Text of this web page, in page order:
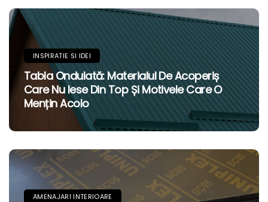
INSPIRATIE SI IDEI
Tabla Ondulată: Materialul De Acoperiș
Care Nu Iese Din Top Și Motivele Care O
Mențin Acolo
AMENAJARI INTERIOARE